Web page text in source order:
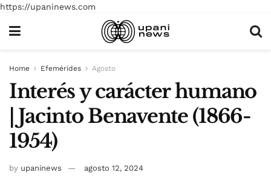
https://upaninews.com
Home Efemérides Agosto
Interés y carácter humano
| Jacinto Benavente (1866-
1954)
by upaninews agosto 12, 2024